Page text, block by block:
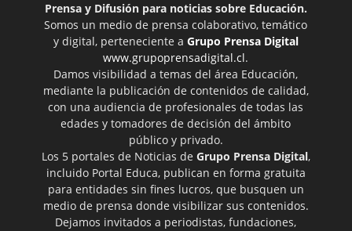
Prensa y Difusión para noticias sobre Educación.
Somos un medio de prensa colaborativo, temático
y digital, perteneciente a Grupo Prensa Digital
www.grupoprensadigital.cl.
Damos visibilidad a temas del área Educación,
mediante la publicación de contenidos de calidad,
con una audiencia de profesionales de todas las
edades y tomadores de decisión del ámbito
público y privado.
Los 5 portales de Noticias de Grupo Prensa Digital,
incluido Portal Educa, publican en forma gratuita
para entidades sin fines lucros, que busquen un
medio de prensa donde visibilizar sus contenidos.
Dejamos invitados a periodistas, fundaciones,